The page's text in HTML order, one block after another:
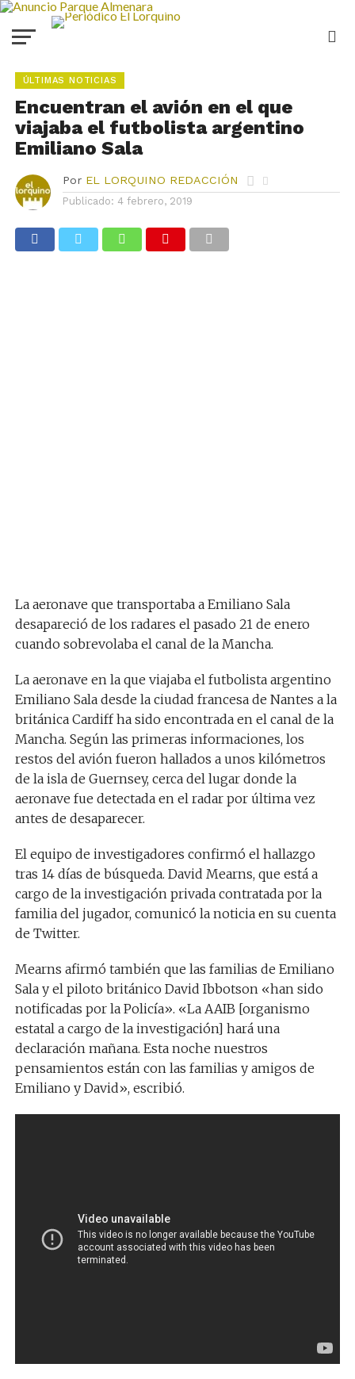
ÚLTIMAS NOTICIAS
Encuentran el avión en el que
viajaba el futbolista argentino
Emiliano Sala
Por EL LORQUINO REDACCIÓN
Publicado: 4 febrero, 2019
La aeronave que transportaba a Emiliano Sala
desapareció de los radares el pasado 21 de enero
cuando sobrevolaba el canal de la Mancha.
La aeronave en la que viajaba el futbolista argentino
Emiliano Sala desde la ciudad francesa de Nantes a la
británica Cardiff ha sido encontrada en el canal de la
Mancha. Según las primeras informaciones, los
restos del avión fueron hallados a unos kilómetros
de la isla de Guernsey, cerca del lugar donde la
aeronave fue detectada en el radar por última vez
antes de desaparecer.
El equipo de investigadores confirmó el hallazgo
tras 14 días de búsqueda. David Mearns, que está a
cargo de la investigación privada contratada por la
familia del jugador, comunicó la noticia en su cuenta
de Twitter.
Mearns afirmó también que las familias de Emiliano
Sala y el piloto británico David Ibbotson «han sido
notificadas por la Policía». «La AAIB [organismo
estatal a cargo de la investigación] hará una
declaración mañana. Esta noche nuestros
pensamientos están con las familias y amigos de
Emiliano y David», escribió.